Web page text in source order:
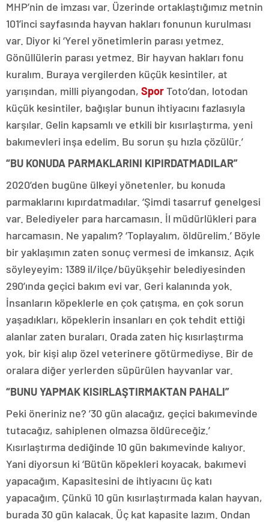
MHP’nin de imzası var. Üzerinde ortaklaştığımız metnin
101’inci sayfasında hayvan hakları fonunun kurulması
var. Diyor ki ‘Yerel yönetimlerin parası yetmez.
Gönüllülerin parası yetmez. Bir hayvan hakları fonu
kuralım. Buraya vergilerden küçük kesintiler, at
yarışından, milli piyangodan, SporToto’dan, lotodan
küçük kesintiler, bağışlar bunun ihtiyacını fazlasıyla
karşılar. Gelin kapsamlı ve etkili bir kısırlaştırma, yeni
bakımevleri inşa edelim. Bu sorun şu hızla çözülür.’
“BU KONUDA PARMAKLARINI KIPIRDATMADILAR”
2020’den bugüne ülkeyi yönetenler, bu konuda
parmaklarını kıpırdatmadılar. ‘Şimdi tasarruf genelgesi
var. Belediyeler para harcamasın. İl müdürlükleri para
harcamasın. Ne yapalım? ‘Toplayalım, öldürelim.’ Böyle
bir yaklaşımın zaten sonuç vermesi de imkansız. Açık
söyleyeyim: 1389 il/ilçe/büyükşehir belediyesinden
290’ında geçici bakım evi var. Geri kalanında yok.
İnsanların köpeklerle en çok çatışma, en çok sorun
yaşadıkları, köpeklerin insanları en çok tehdit ettiği
alanlar zaten buraları. Orada zaten hiç kısırlaştırma
yok, bir kişi alıp özel veterinere götürmediyse. Bir de
oralara diğer yerlerden süpürülen hayvanlar var.
“BUNU YAPMAK KISIRLAŞTIRMAKTAN PAHALI”
Peki öneriniz ne? ’30 gün alacağız, geçici bakımevinde
tutacağız, sahiplenen olmazsa öldüreceğiz.’
Kısırlaştırma dediğinde 10 gün bakımevinde kalıyor.
Yani diyorsun ki ‘Bütün köpekleri koyacak, bakımevi
yapacağım. Kapasitesini de ihtiyacını üç katı
yapacağım. Çünkü 10 gün kısırlaştırmada kalan hayvan,
burada 30 gün kalacak. Üç kat kapasite lazım. Ondan